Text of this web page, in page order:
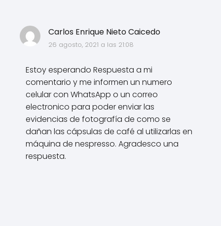
Carlos Enrique Nieto Caicedo
26 agosto, 2021 a las 21:08
Estoy esperando Respuesta a mi
comentario y me informen un numero
celular con WhatsApp o un correo
electronico para poder enviar las
evidencias de fotografía de como se
dañan las cápsulas de café al utilizarlas en
máquina de nespresso. Agradesco una
respuesta.